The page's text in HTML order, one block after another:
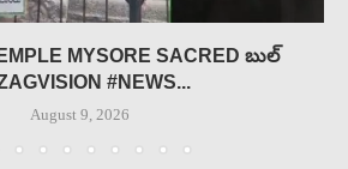
MYSORE SACRED బుల్
#NEWS...
August 9, 2026